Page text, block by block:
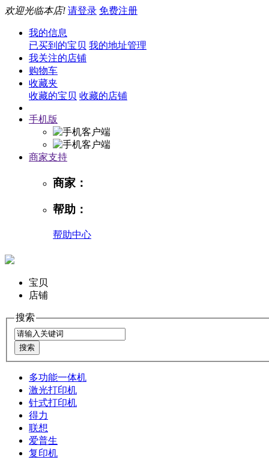
欢迎光临本店! 请登录 免费注册
我的信息
已买到的宝贝 我的地址管理
我关注的店铺
购物车
收藏夹
收藏的宝贝 收藏的店铺
手机版
商家支持
商家：
帮助：
帮助中心
宝贝
店铺
搜索
多功能一体机
激光打印机
针式打印机
得力
联想
爱普生
复印机